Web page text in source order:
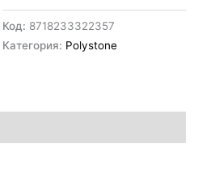
Coated
-
Код: 8718233322357
Категория: Polystone